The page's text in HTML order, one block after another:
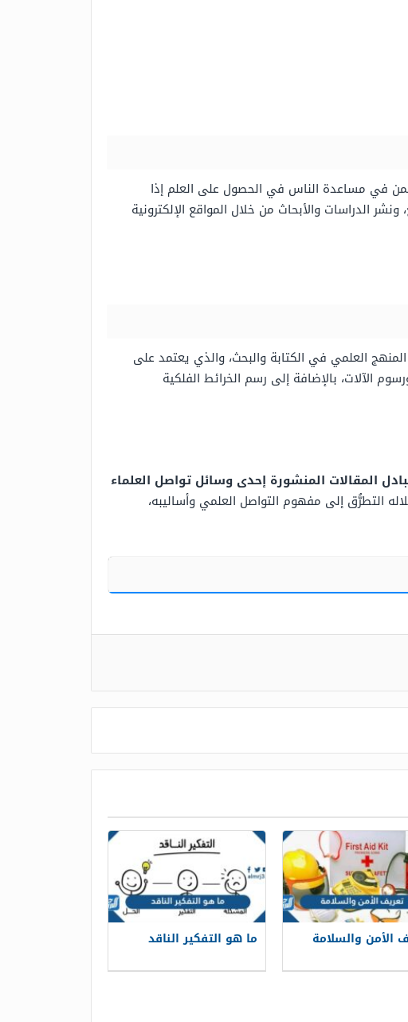
في مساعدة الناس في الحصول على العلم إذا
الدراسات والأبحاث من خلال المواقع الإلكترونية
العلمي في الكتابة والبحث، والذي يعتمد على
الآلات، بالإضافة إلى رسم الخرائط الفلكية
المقالات المنشورة إحدى وسائل تواصل العلماء
التطرُّق إلى مفهوم التواصل العلمي وأساليبه،
الأمن والسلامة ما هو التفكير الناقد